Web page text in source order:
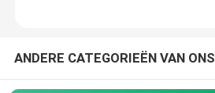
ANDERE CATEGORIEËN VAN ONS